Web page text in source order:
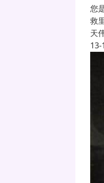
您
救
天
13-